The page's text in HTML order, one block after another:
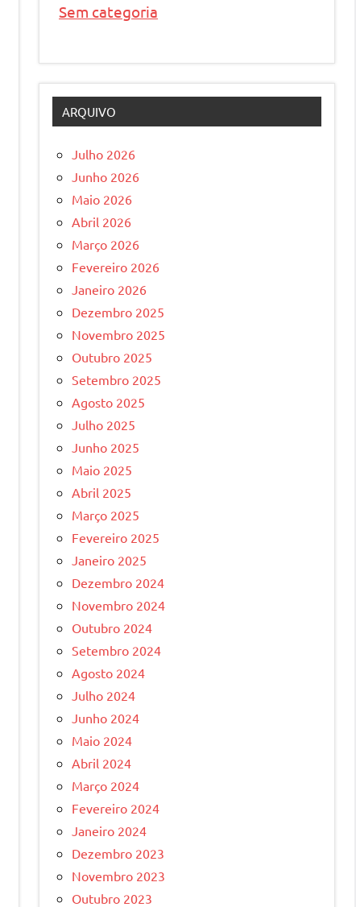
Sem categoria
ARQUIVO
Julho 2026
Junho 2026
Maio 2026
Abril 2026
Março 2026
Fevereiro 2026
Janeiro 2026
Dezembro 2025
Novembro 2025
Outubro 2025
Setembro 2025
Agosto 2025
Julho 2025
Junho 2025
Maio 2025
Abril 2025
Março 2025
Fevereiro 2025
Janeiro 2025
Dezembro 2024
Novembro 2024
Outubro 2024
Setembro 2024
Agosto 2024
Julho 2024
Junho 2024
Maio 2024
Abril 2024
Março 2024
Fevereiro 2024
Janeiro 2024
Dezembro 2023
Novembro 2023
Outubro 2023